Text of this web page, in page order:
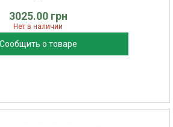
3025.00 грн
Нет в наличии
Сообщить о товаре